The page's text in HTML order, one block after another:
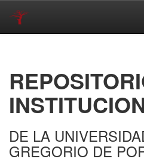
DE LA
GREGORIO DE